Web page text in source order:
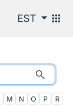
EST apps
search
M N O P
R